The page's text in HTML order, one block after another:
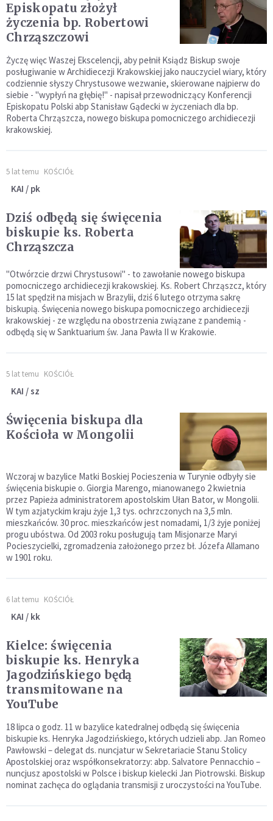
Episkopatu złożył
życzenia bp. Robertowi
Chrząszczowi
Życzę więc Waszej Ekscelencji, aby pełnił Ksiądz Biskup swoje
posługiwanie w Archidiecezji Krakowskiej jako nauczyciel wiary, który
codziennie słyszy Chrystusowe wezwanie, skierowane najpierw do
siebie - "wypłyń na głębię!" - napisał przewodniczący Konferencji
Episkopatu Polski abp Stanisław Gądecki w życzeniach dla bp.
Roberta Chrząszcza, nowego biskupa pomocniczego archidiecezji
krakowskiej.
5 lat temu KOŚCIÓŁ
KAI / pk
Dziś odbędą się święcenia
biskupie ks. Roberta
Chrząszcza
"Otwórzcie drzwi Chrystusowi" - to zawołanie nowego biskupa
pomocniczego archidiecezji krakowskiej. Ks. Robert Chrząszcz, który
15 lat spędził na misjach w Brazylii, dziś 6 lutego otrzyma sakrę
biskupią. Święcenia nowego biskupa pomocniczego archidiecezji
krakowskiej - ze względu na obostrzenia związane z pandemią -
odbędą się w Sanktuarium św. Jana Pawła II w Krakowie.
5 lat temu KOŚCIÓŁ
KAI / sz
Święcenia biskupa dla
Kościoła w Mongolii
Wczoraj w bazylice Matki Boskiej Pocieszenia w Turynie odbyły sie
święcenia biskupie o. Giorgia Marengo, mianowanego 2 kwietnia
przez Papieża administratorem apostolskim Ułan Bator, w Mongolii.
W tym azjatyckim kraju żyje 1,3 tys. ochrzczonych na 3,5 mln.
mieszkańców. 30 proc. mieszkańców jest nomadami, 1/3 żyje poniżej
progu ubóstwa. Od 2003 roku posługują tam Misjonarze Maryi
Pocieszycielki, zgromadzenia założonego przez bł. Józefa Allamano
w 1901 roku.
6 lat temu KOŚCIÓŁ
KAI / kk
Kielce: święcenia
biskupie ks. Henryka
Jagodzińskiego będą
transmitowane na
YouTube
18 lipca o godz. 11 w bazylice katedralnej odbędą się święcenia
biskupie ks. Henryka Jagodzińskiego, których udzieli abp. Jan Romeo
Pawłowski – delegat ds. nuncjatur w Sekretariacie Stanu Stolicy
Apostolskiej oraz współkonsekratorzy: abp. Salvatore Pennacchio –
nuncjusz apostolski w Polsce i biskup kielecki Jan Piotrowski. Biskup
nominat zachęca do oglądania transmisji z uroczystości na YouTube.